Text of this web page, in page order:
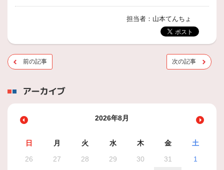
担当者：山本てんちょ
前の記事 次の記事
アーカイブ
2026年8月
日 月 火 水 木 金
土
26
27 28 29 30 31
1